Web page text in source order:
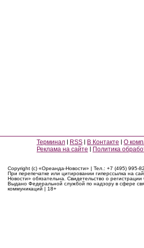
Терминал RSS В Контакте О
Реклама на сайте
Политика
Copyright (c) «Ореанда-Новости» | Тел.: +7 (495) 995-
При перепечатке или цитировании гиперссылка на
Новости» обязательна. Свидетельство о
Выдано Федеральной службой по надзору в сфере
коммуникаций | 18+